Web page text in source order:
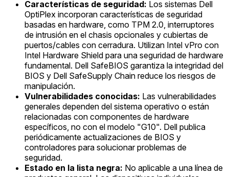
Características de seguridad: Los sistemas Dell
OptiPlex incorporan características de seguridad
basadas en hardware, como TPM 2.0, interruptores
de intrusión en el chasis opcionales y cubiertas de
puertos/cables con cerradura. Utilizan Intel vPro con
Intel Hardware Shield para una seguridad de hardware
fundamental. Dell SafeBIOS garantiza la integridad del
BIOS y Dell SafeSupply Chain reduce los riesgos de
manipulación.
Vulnerabilidades conocidas: Las vulnerabilidades
generales dependen del sistema operativo o están
relacionadas con componentes de hardware
específicos, no con el modelo "G10". Dell publica
periódicamente actualizaciones de BIOS y
controladores para solucionar problemas de
seguridad.
Estado en la lista negra: No aplicable a una línea de